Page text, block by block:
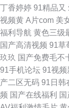
丁香婷婷 91精品又
视频黄 A片com 美
福利导航 黄色三级
国产高清视频 91草
玖玖 国产免费毛不
91手机论坛 91视频
产二区无码 91日韩
频 国产在线福利